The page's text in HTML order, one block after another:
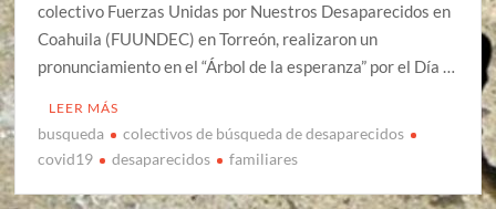
colectivo Fuerzas Unidas por Nuestros Desaparecidos en
Coahuila (FUUNDEC) en Torreón, realizaron un
pronunciamiento en el “Árbol de la esperanza” por el Día …
LEER MÁS
busqueda
colectivos de búsqueda de desaparecidos
covid19
desaparecidos familiares